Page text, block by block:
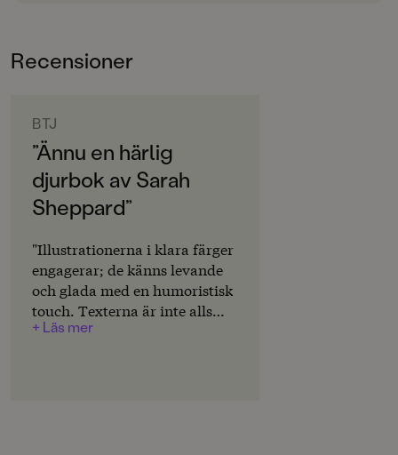
0-3
Svenska
SPRÅK
Svenska
SERIE
PUBLICERINGSDATUM
2024-03-08
Produktion
Recensioner
BTJ
”Ännu en härlig
djurbok av Sarah
Sheppard”
"Illustrationerna i klara färger
engagerar; de känns levande
och glada med en humoristisk
touch. Texterna är inte alls
enkla, varken språkligt eller
+ Läs mer